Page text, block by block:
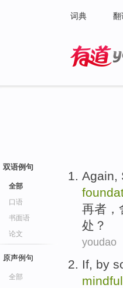
词典 翻
双语例句
全部
口语
书面语
论文
原声例句
全部
Again,
再者 ，
处 ？
youdao
If, by